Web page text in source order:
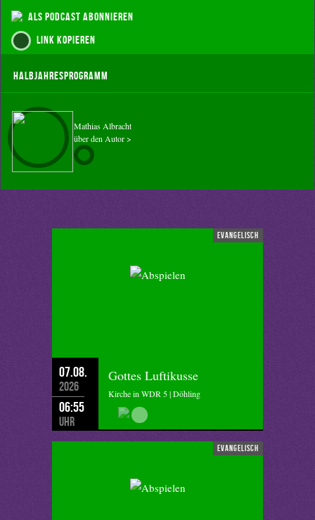
als Podcast abonnieren
Link kopieren
Halbjahresprogramm
Mathias Albracht
über den Autor >
evangelisch
07.08.
2026
06:55
Uhr
Gottes Luftikusse
Kirche in WDR 5 | Döhling
evangelisch